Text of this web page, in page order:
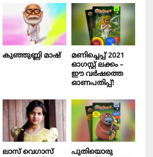
കുഞ്ഞുണ്ണി മാഷ്‌
മണിച്ചെപ്പ് 2021
ഓഗസ്റ്റ് ലക്കം –
ഈ വർഷത്തെ
ഓണപതിപ്പ്!
ലാസ് വെഗാസ്
പുതിയൊരു